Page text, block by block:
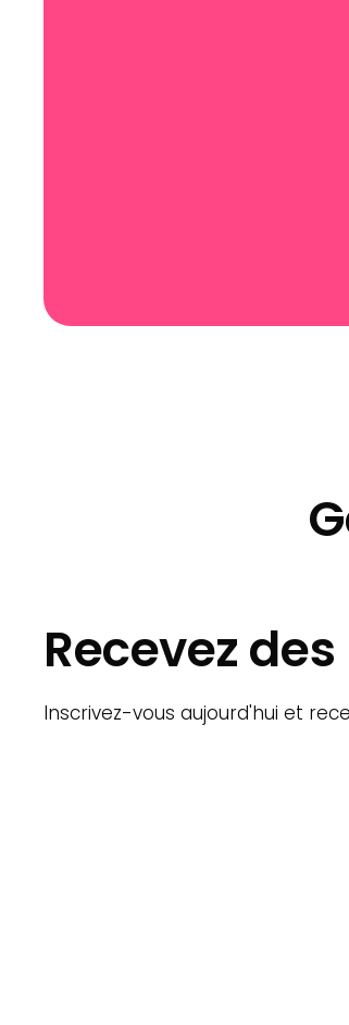
Recevez
Inscrivez-vous aujourd'hui et